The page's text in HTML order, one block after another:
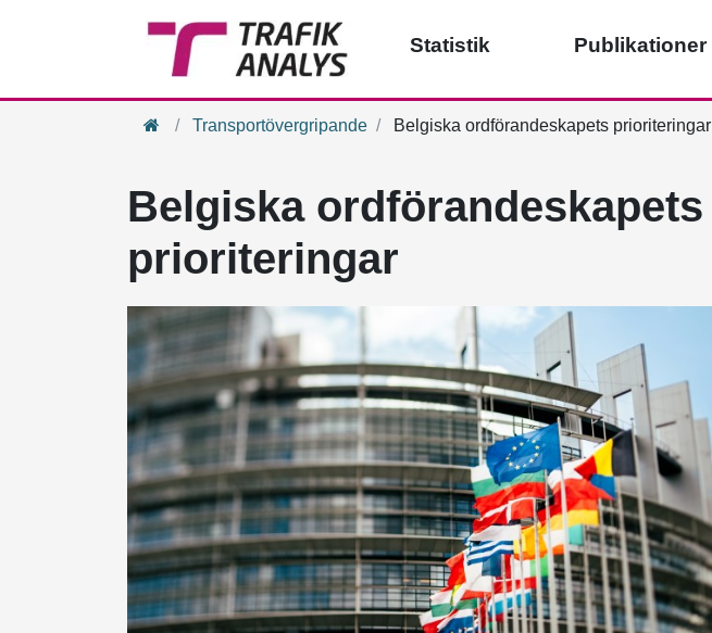
Statistik Publikationer
HemTransportövergripande Belgiska ordförandeskapets prioriteringar
Belgiska ordförandeskapets
prioriteringar